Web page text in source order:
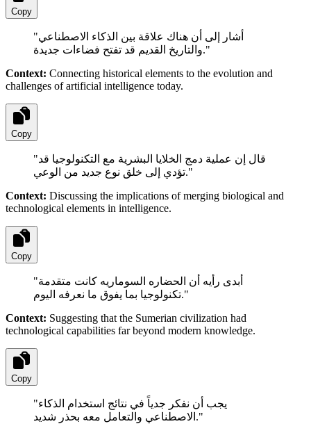
Copy
"أشار إلى أن هناك علاقة بين الذكاء الاصطناعي
والتاريخ القديم قد تفتح فضاءات جديدة."
Context: Connecting historical elements to the evolution and
challenges of artificial intelligence today.
Copy
"قال إن عملية دمج الخلايا البشرية مع التكنولوجيا قد
تؤدي إلى خلق نوع جديد من الوعي."
Context: Discussing the implications of merging biological and
technological elements in intelligence.
Copy
"أبدى رأيه أن الحضاره السوماريه كانت متقدمة
تكنولوجيا بما يفوق ما نعرفه اليوم."
Context: Suggesting that the Sumerian civilization had
technological capabilities far beyond modern knowledge.
Copy
"يجب أن نفكر جدياً في نتائج استخدام الذكاء
الاصطناعي والتعامل معه بحذر شديد."